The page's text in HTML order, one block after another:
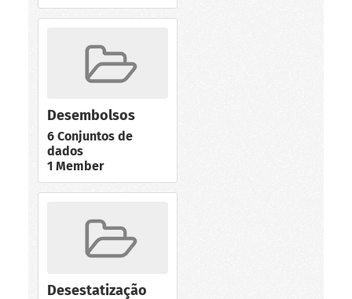
Desembolsos
6 Conjuntos de
dados
1 Member
Desestatização